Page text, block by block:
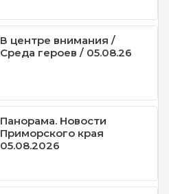
В центре внимания /
Среда героев / 05.08.26
Панорама. Новости
Приморского края
05.08.2026